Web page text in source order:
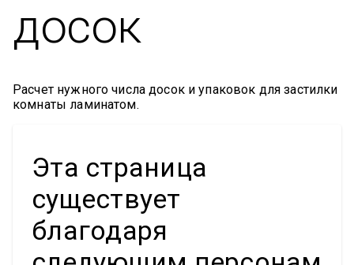
досок
Расчет нужного числа досок и упаковок для застилки
комнаты ламинатом.
Эта страница
существует
благодаря